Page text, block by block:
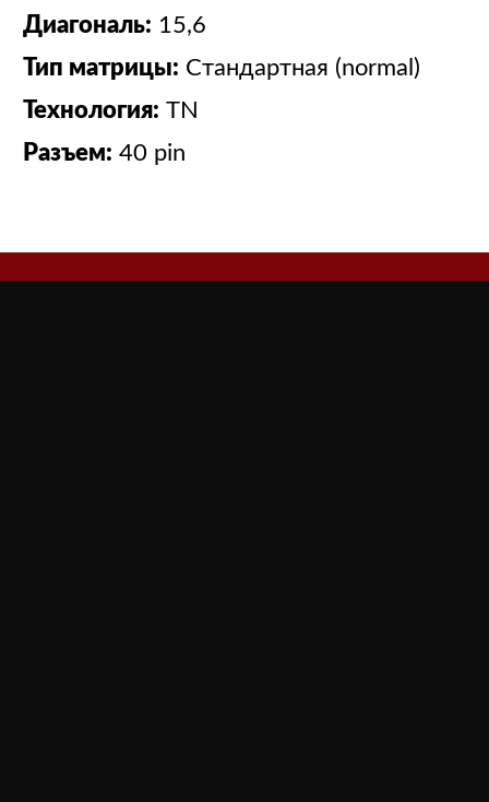
Диагональ: 15,6
Тип матрицы: Стандартная (normal)
Технология: TN
Разъем: 40 pin